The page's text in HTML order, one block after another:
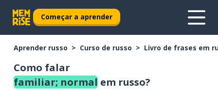
Começar a aprender
Aprender russo Curso de russo Livro de frases em
Como falar
familiar; normal em russo?